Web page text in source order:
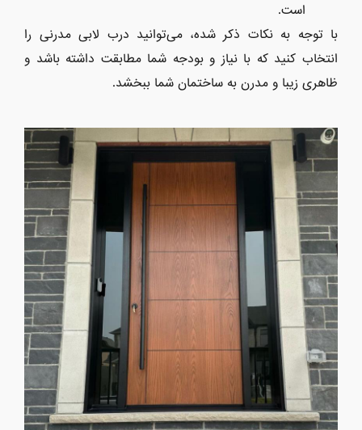
است.
با توجه به نکات ذکر شده، می‌توانید درب لابی مدرنی را
انتخاب کنید که با نیاز و بودجه شما مطابقت داشته باشد و
ظاهری زیبا و مدرن به ساختمان شما ببخشد.